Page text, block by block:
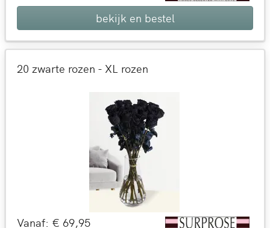
bekijk en bestel
20 zwarte rozen - XL rozen
Vanaf: € 69,95